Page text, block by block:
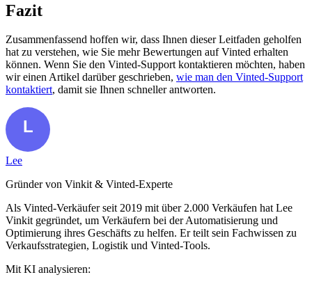
Fazit
Zusammenfassend hoffen wir, dass Ihnen dieser Leitfaden geholfen
hat zu verstehen, wie Sie mehr Bewertungen auf Vinted erhalten
können. Wenn Sie den Vinted-Support kontaktieren möchten, haben
wir einen Artikel darüber geschrieben, wie man den Vinted-Support
kontaktiert, damit sie Ihnen schneller antworten.
Lee
Gründer von Vinkit & Vinted-Experte
Als Vinted-Verkäufer seit 2019 mit über 2.000 Verkäufen hat Lee
Vinkit gegründet, um Verkäufern bei der Automatisierung und
Optimierung ihres Geschäfts zu helfen. Er teilt sein Fachwissen zu
Verkaufsstrategien, Logistik und Vinted-Tools.
Mit KI analysieren: